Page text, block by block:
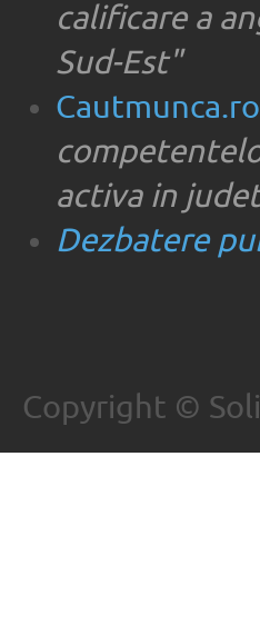
calificare a
Sud-Est"
Cautmunca.ro
activa in
Dezbatere
Copyright ©